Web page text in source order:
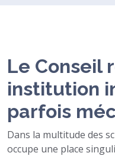
Le Conseil
institution
parfois
Dans la multitude des
occupe une place